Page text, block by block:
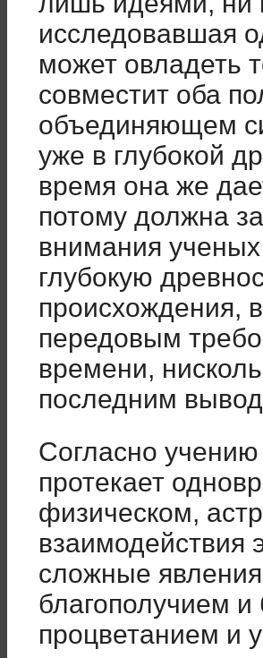
исследовавшая
может овладеть
совместит оба
объединяющем
уже в глубокой
время она же
потому должна
внимания
глубокую
происхождения,
передовым
времени,
последним
Согласно
протекает
физическом,
взаимодействия
сложные
благополучием и
процветанием и